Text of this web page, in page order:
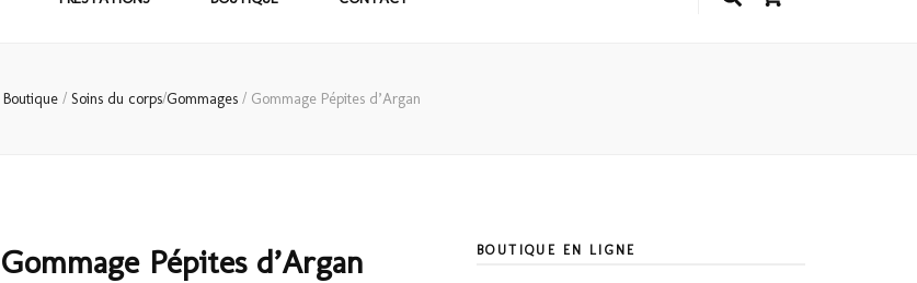
Boutique / Soins du corps/Gommages / Gommage Pépites d’Argan
Gommage Pépites d’Argan
BOUTIQUE EN LIGNE